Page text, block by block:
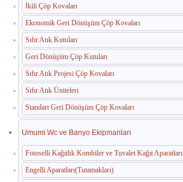
İkili Çöp Kovaları
Ekonomik Geri Dönüşüm Çöp Kovaları
Sıfır Atık Kutuları
Geri Dönüşüm Çöp Kutuları
Sıfır Atık Projesi Çöp Kovaları
Sıfır Atık Üniteleri
Standart Geri Dönüşüm Çöp Kovaları
Umumi Wc ve Banyo Ekipmanları
Fotoselli Kağıtlık Kombiler ve Tuvalet Kağıt Aparatları
Engelli Aparatları(Tutamakları)